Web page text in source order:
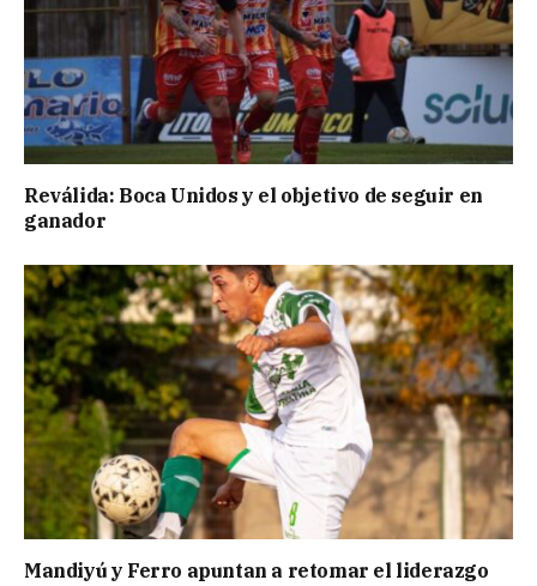
Reválida: Boca Unidos y el objetivo de seguir en
ganador
Mandiyú y Ferro apuntan a retomar el liderazgo